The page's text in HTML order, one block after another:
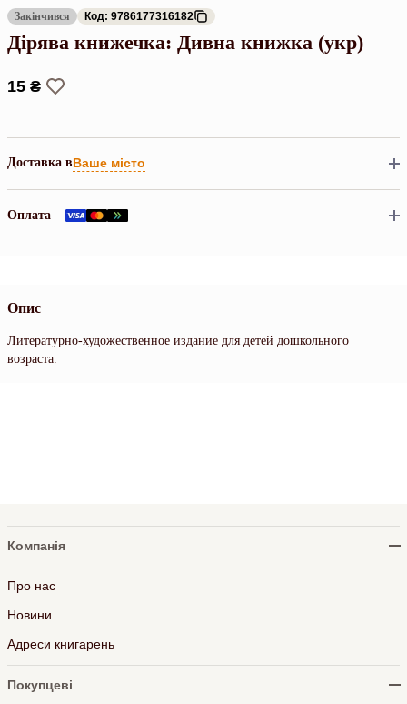
Закінчився Код: 9786177316182
Дірява книжечка: Дивна книжка (укр)
15 ₴
Доставка вВаше місто
Оплата
Опис
Литературно-художественное издание для детей дошкольного
возраста.
Компанія
Про нас
Новини
Адреси книгарень
Покупцеві